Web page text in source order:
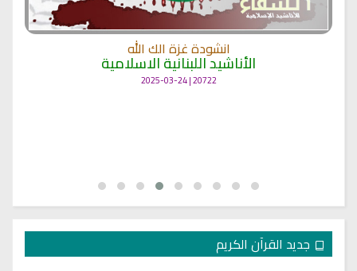
انشودة غزة الك الله
الأناشيد اللبنانية الاسلامية
20722 | 2025-03-24
جديد القرآن الكريم